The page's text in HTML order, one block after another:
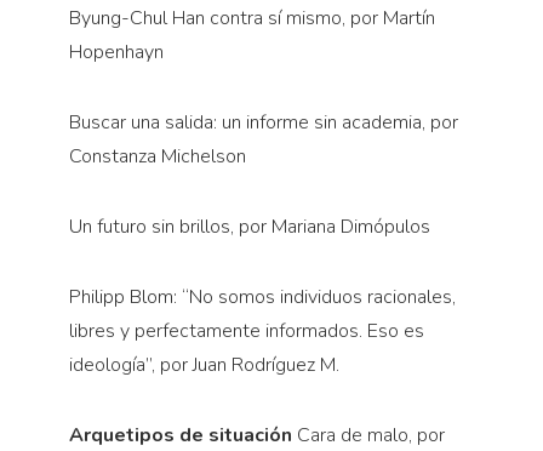
Byung-Chul Han contra sí mismo, por Martín
Hopenhayn
Buscar una salida: un informe sin academia, por
Constanza Michelson
Un futuro sin brillos, por Mariana Dimópulos
Philipp Blom: “No somos individuos racionales,
libres y perfectamente informados. Eso es
ideología”, por Juan Rodríguez M.
Arquetipos de situación Cara de malo, por